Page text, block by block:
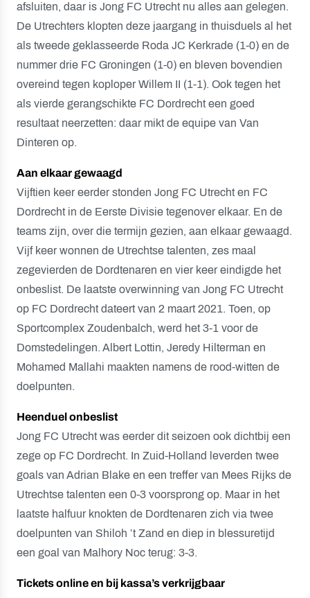
afsluiten, daar is Jong FC Utrecht nu alles aan gelegen.
De Utrechters klopten deze jaargang in thuisduels al het
als tweede geklasseerde Roda JC Kerkrade (1-0) en de
nummer drie FC Groningen (1-0) en bleven bovendien
overeind tegen koploper Willem II (1-1). Ook tegen het
als vierde gerangschikte FC Dordrecht een goed
resultaat neerzetten: daar mikt de equipe van Van
Dinteren op.
Aan elkaar gewaagd
Vijftien keer eerder stonden Jong FC Utrecht en FC
Dordrecht in de Eerste Divisie tegenover elkaar. En de
teams zijn, over die termijn gezien, aan elkaar gewaagd.
Vijf keer wonnen de Utrechtse talenten, zes maal
zegevierden de Dordtenaren en vier keer eindigde het
onbeslist. De laatste overwinning van Jong FC Utrecht
op FC Dordrecht dateert van 2 maart 2021. Toen, op
Sportcomplex Zoudenbalch, werd het 3-1 voor de
Domstedelingen. Albert Lottin, Jeredy Hilterman en
Mohamed Mallahi maakten namens de rood-witten de
doelpunten.
Heenduel onbeslist
Jong FC Utrecht was eerder dit seizoen ook dichtbij een
zege op FC Dordrecht. In Zuid-Holland leverden twee
goals van Adrian Blake en een treffer van Mees Rijks de
Utrechtse talenten een 0-3 voorsprong op. Maar in het
laatste halfuur knokten de Dordtenaren zich via twee
doelpunten van Shiloh ’t Zand en diep in blessuretijd
een goal van Malhory Noc terug: 3-3.
Tickets online en bij kassa’s verkrijgbaar